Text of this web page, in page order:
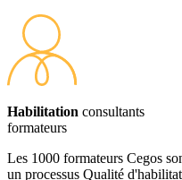
Habilitation consultants
formateurs
Les 1000 formateurs Cegos
un processus Qualité